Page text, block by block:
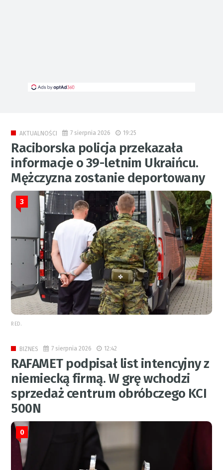
AKTUALNOŚCI 7 sierpnia 2026 19:25
Raciborska policja przekazała
informacje o 39-letnim Ukraińcu.
Mężczyzna zostanie deportowany
3
RED.
BIZNES 7 sierpnia 2026 12:42
RAFAMET podpisał list intencyjny z
niemiecką firmą. W grę wchodzi
sprzedaż centrum obróbczego KCI
500N
0